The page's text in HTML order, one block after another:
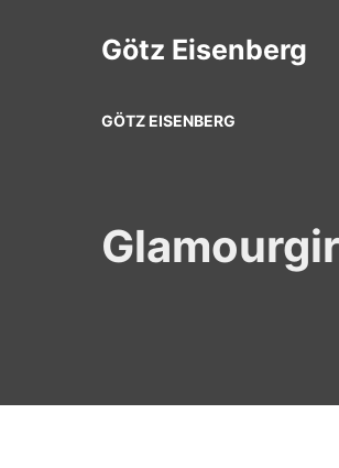
Götz Eisenberg
GÖTZ EISENBERG